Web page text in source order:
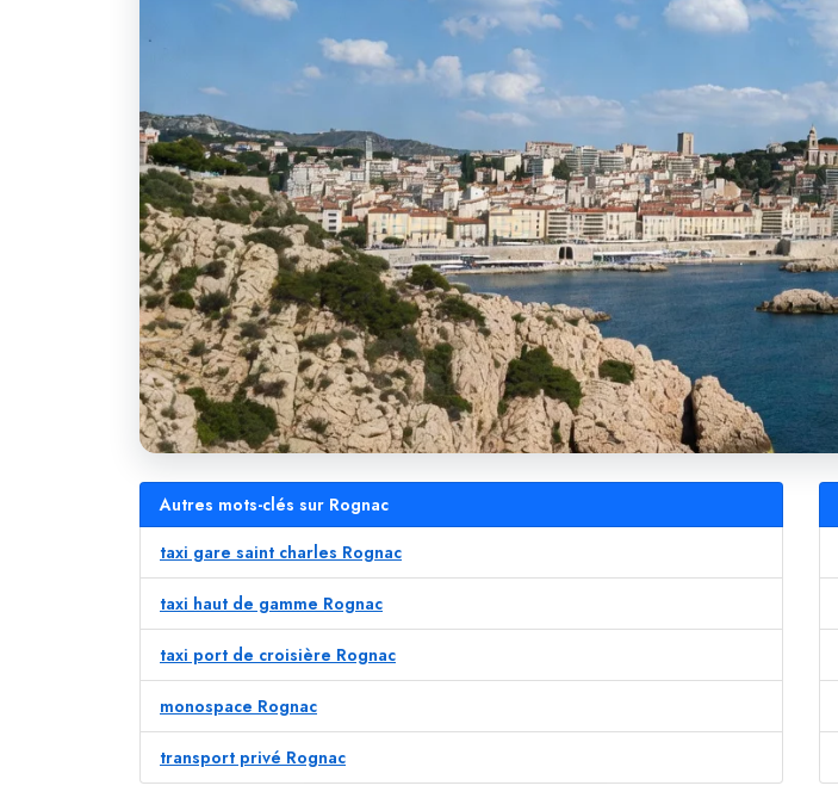
Autres mots-clés sur Rognac
taxi gare saint charles Rognac
taxi haut de gamme Rognac
taxi port de croisière Rognac
monospace Rognac
transport privé Rognac